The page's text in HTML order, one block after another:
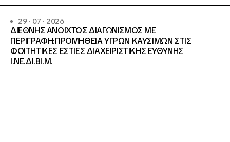
29 · 07 · 2026
ΔΙΕΘΝΗΣ ΑΝΟΙΧΤΟΣ ΔΙΑΓΩΝΙΣΜΟΣ ΜΕ
ΠΕΡΙΓΡΑΦΗ:ΠΡΟΜΗΘΕΙΑ ΥΓΡΩΝ ΚΑΥΣΙΜΩΝ ΣΤΙΣ
ΦΟΙΤΗΤΙΚΕΣ ΕΣΤΙΕΣ ΔΙΑΧΕΙΡΙΣΤΙΚΗΣ ΕΥΘΥΝΗΣ
Ι.ΝΕ.ΔΙ.ΒΙ.Μ.